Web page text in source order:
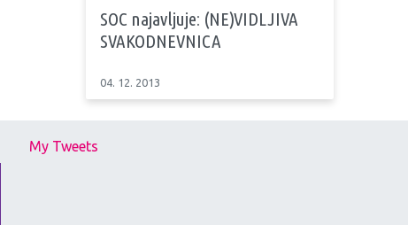
SOC najavljuje: (NE)VIDLJIVA
SVAKODNEVNICA
04. 12. 2013
My Tweets